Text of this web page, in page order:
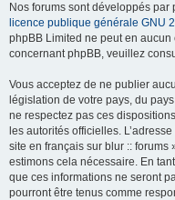
Nos forums sont développés
licence publique générale GNU
phpBB Limited ne peut en
concernant phpBB, veuillez
Vous acceptez de ne publier
législation de votre pays, du
ne respectez pas ces
les autorités officielles.
site en français sur blur :: forums
estimons cela nécessaire. En
que ces informations ne seront
pourront être tenus comme